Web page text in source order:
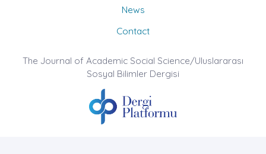
News
Contact
The Journal of Academic Social Science/Uluslararası
Sosyal Bilimler Dergisi